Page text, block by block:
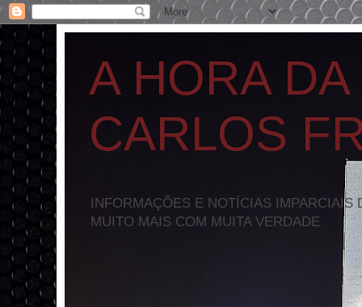
A HORA
CARLOS
INFORMAÇÕES E NOTÍCIAS
MUITO MAIS COM MUITA VERDADE